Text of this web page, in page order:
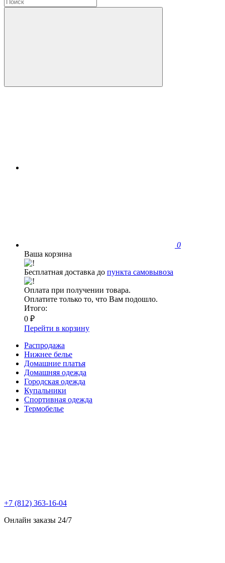
0
Ваша корзина
Бесплатная доставка до пункта самовывоза
Оплата при получении товара.
Оплатите только то, что Вам подошло.
Итого:
0 ₽
Перейти в корзину
Распродажа
Нижнее белье
Домашние платья
Домашняя одежда
Городская одежда
Купальники
Спортивная одежда
Термобелье
+7 (812) 363-16-04
Онлайн заказы 24/7